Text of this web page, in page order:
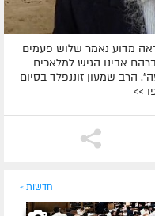
מדוע נאמר שלוש פעמים
אבינו הגיש למלאכים
הרב שמעון זוננפלד בסיום
>>
חדשות »